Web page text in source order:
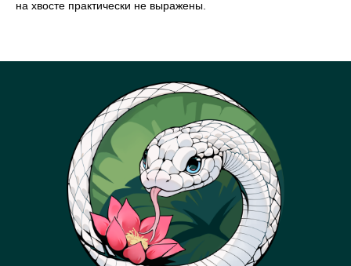
на хвосте практически не выражены.